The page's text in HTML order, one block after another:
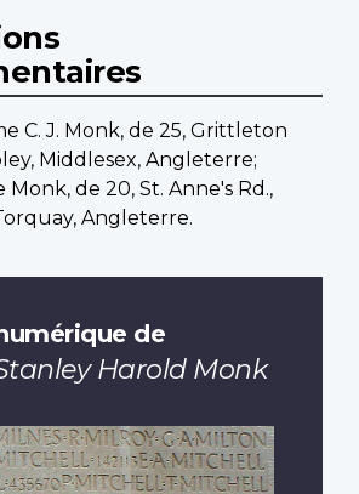
C. J. Monk, de 25, Grittleton
Middlesex, Angleterre;
de 20, St. Anne's Rd.,
Angleterre.
de
Harold Monk